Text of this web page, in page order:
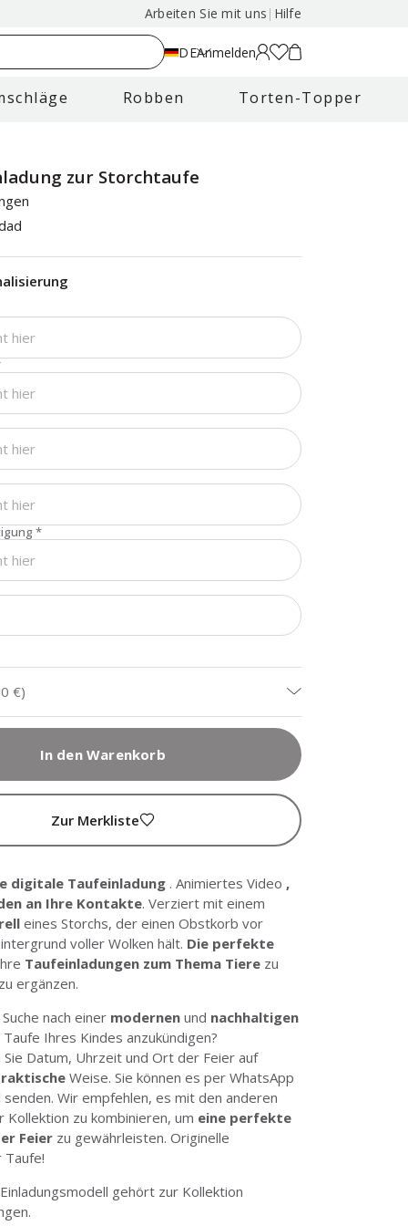
Arbeiten Sie mit uns | Hilfe
DEAnmelden
Robben Torten-Topper
zur Storchtaufe
*
€)
In den Warenkorb
Zur Merkliste
digitale Taufeinladung . Animiertes Video ,
an Ihre Kontakte. Verziert mit einem
eines Storchs, der einen Obstkorb vor
voller Wolken hält. Die perfekte
Taufeinladungen zum Thema Tiere zu
ergänzen.
nach einer modernen und nachhaltigen
Ihres Kindes anzukündigen?
Sie Datum, Uhrzeit und Ort der Feier auf
Weise. Sie können es per WhatsApp
Wir empfehlen, es mit den anderen
Kollektion zu kombinieren, um eine perfekte
Feier zu gewährleisten. Originelle
Taufe!
gehört zur Kollektion
.